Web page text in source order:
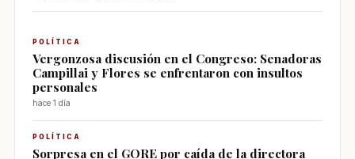
POLÍTICA
Vergonzosa discusión en el Congreso: Senadoras
Campillai y Flores se enfrentaron con insultos
personales
hace 1 día
POLÍTICA
Sorpresa en el GORE por caída de la directora